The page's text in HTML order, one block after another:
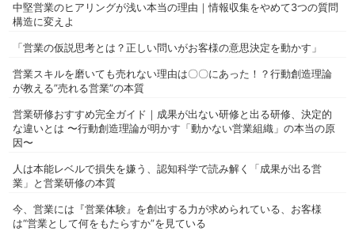
中堅営業のヒアリングが浅い本当の理由｜情報収集をやめて3つの質問
構造に変えよ
「営業の仮説思考とは？正しい問いがお客様の意思決定を動かす」
営業スキルを磨いても売れない理由は〇〇にあった！？行動創造理論
が教える”売れる営業”の本質
営業研修おすすめ完全ガイド｜成果が出ない研修と出る研修、決定的
な違いとは 〜行動創造理論が明かす「動かない営業組織」の本当の原
因〜
人は本能レベルで損失を嫌う、認知科学で読み解く「成果が出る営
業」と営業研修の本質
今、営業には『営業体験』を創出する力が求められている、お客様
は“営業として何をもたらすか”を見ている